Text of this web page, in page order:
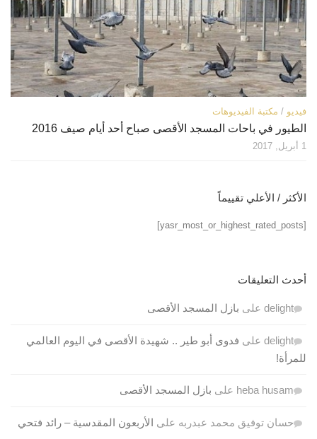
فيديو / مكتبة الفيديوهات
الطيور في باحات المسجد ‫‏الأقصى‬ صباح أحد أيام صيف 2016
1 أبريل, 2017
الأكثر / الأعلي تقييماً
[yasr_most_or_highest_rated_posts]
أحدث التعليقات
delight على بازل المسجد الأقصى
delight على فدوى أبو طير .. شهيدة الأقصى في اليوم العالمي
للمرأة!
heba husam على بازل المسجد الأقصى
حسان توفيق محمد عبدربه على الأربعون المقدسية – رائد فتحي